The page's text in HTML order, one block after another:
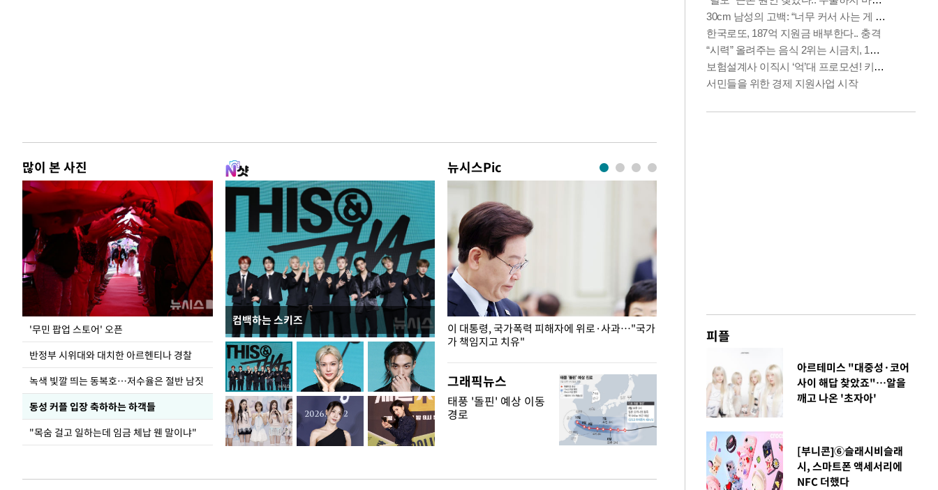
많이 본 사진
'무민 팝업 스토어' 오픈
반정부 시위대와 대치한 아르헨티나 경찰
녹색 빛깔 띄는 동복호…저수율은 절반 남짓
동성 커플 입장 축하하는 하객들
"목숨 걸고 일하는데 임금 체납 웬 말이냐"
컴백하는 스키즈
뉴시스Pic
지석천 뒤덮은 개구리밥
이 대통령, 국가폭력 피해자에 위로·사과…"국가
가 책임지고 치유"
홈플러스, 67개 점포 가오픈… 13일 정식 개장
그래픽뉴스
태풍 '돌핀' 예상 이동
경로
피플
아르테미스 "대중성·코어
사이 해답 찾았죠"…알을
깨고 나온 '초자아'
[부니콘]⑥슬래시비슬래
시, 스마트폰 액세서리에
NFC 더했다